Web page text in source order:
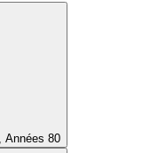
Années 80